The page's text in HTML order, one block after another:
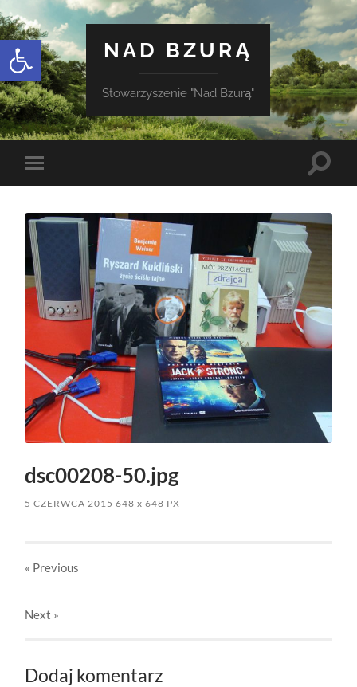
Otwórz pasek narzędzi
NAD BZURĄ
Stowarzyszenie "Nad Bzurą"
Toggle
mobile
Toggle
dsc00208-50.jpg
5 CZERWCA 2015 648x 648 PX
« Previous
Next »
Dodaj komentarz